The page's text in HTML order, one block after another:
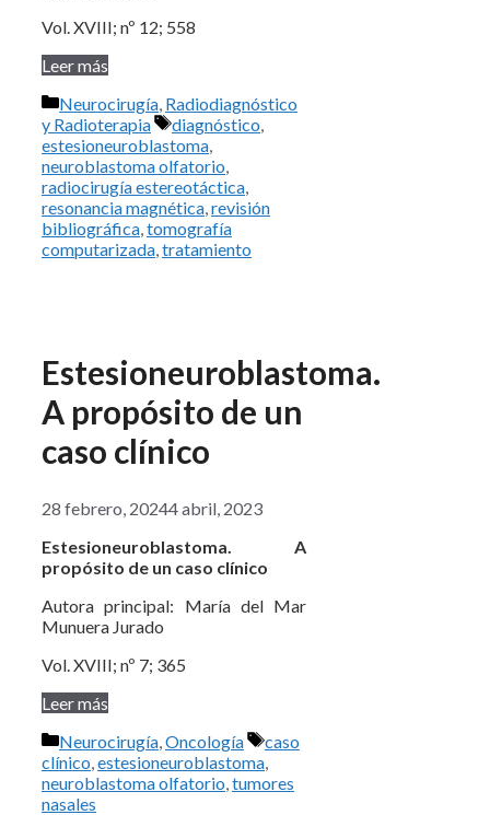
Vol. XVIII; nº 12; 558
Leer más
Categorías
Neurocirugía, Radiodiagnóstico
y Radioterapia
Etiquetas
diagnóstico,
estesioneuroblastoma,
neuroblastoma olfatorio,
radiocirugía estereotáctica,
resonancia magnética,revisión
bibliográfica,tomografía
computarizada,tratamiento
Estesioneuroblastoma.
A propósito de un
caso clínico
28 febrero, 20244 abril, 2023
Estesioneuroblastoma. A
propósito de un caso clínico
Autora principal: María del Mar
Munuera Jurado
Vol. XVIII; nº 7; 365
Leer más
Categorías
Neurocirugía Oncología Etiquetas
caso
clínico estesioneuroblastoma
neuroblastoma olfatorio tumores
nasales